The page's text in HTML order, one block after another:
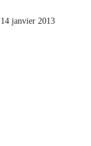
14 janvier 2013